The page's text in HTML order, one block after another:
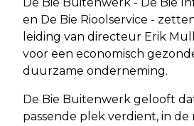
en De Bie Rioolservice -
leiding van directeur Erik
voor een economisch
duurzame onderneming.
De Bie Buitenwerk gelooft
passende plek verdient, in de